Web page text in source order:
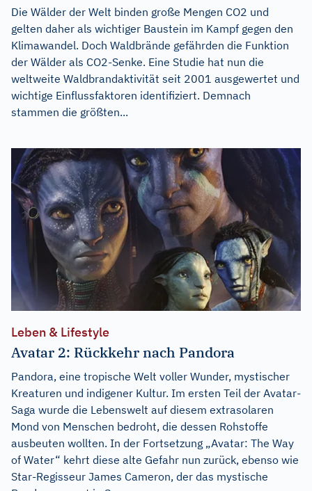
Die Wälder der Welt binden große Mengen CO2 und
gelten daher als wichtiger Baustein im Kampf gegen den
Klimawandel. Doch Waldbrände gefährden die Funktion
der Wälder als CO2-Senke. Eine Studie hat nun die
weltweite Waldbrandaktivität seit 2001 ausgewertet und
wichtige Einflussfaktoren identifiziert. Demnach
stammen die größten...
Leben & Lifestyle
Avatar 2: Rückkehr nach Pandora
Pandora, eine tropische Welt voller Wunder, mystischer
Kreaturen und indigener Kultur. Im ersten Teil der Avatar-
Saga wurde die Lebenswelt auf diesem extrasolaren
Mond von Menschen bedroht, die dessen Rohstoffe
ausbeuten wollten. In der Fortsetzung „Avatar: The Way
of Water“ kehrt diese alte Gefahr nun zurück, ebenso wie
Star-Regisseur James Cameron, der das mystische